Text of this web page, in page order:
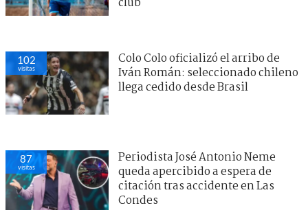
102
visitas
Colo Colo oficializó el arribo de
Iván Román: seleccionado chileno
llega cedido desde Brasil
87
visitas
Periodista José Antonio Neme
queda apercibido a espera de
citación tras accidente en Las
Condes